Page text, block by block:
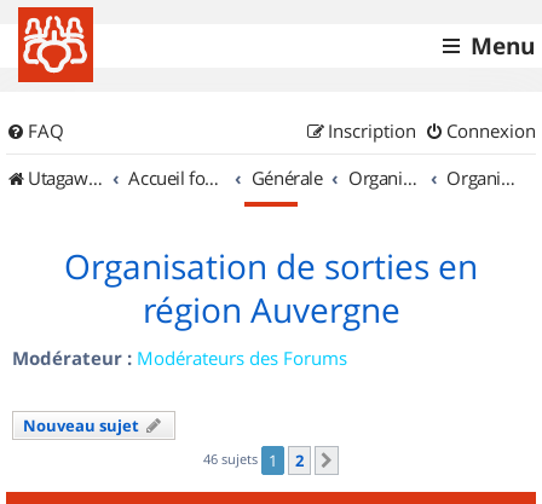
Menu
FAQ Connexion
Inscription
UtagawaVTT (Randos VTT et VTTAE avec traces GPS)
Accueil forum Générale Organisation de sorties & Recherche de partenaires Organisation de sorties en région Auvergne
Organisation de sorties en
région Auvergne
Modérateur : Modérateurs des Forums
Nouveau sujet
46 sujets 1 2